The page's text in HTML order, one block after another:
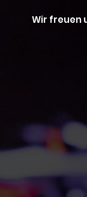
Wir freuen